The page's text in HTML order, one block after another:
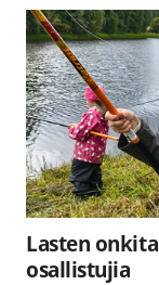
Lasten
osallistujia